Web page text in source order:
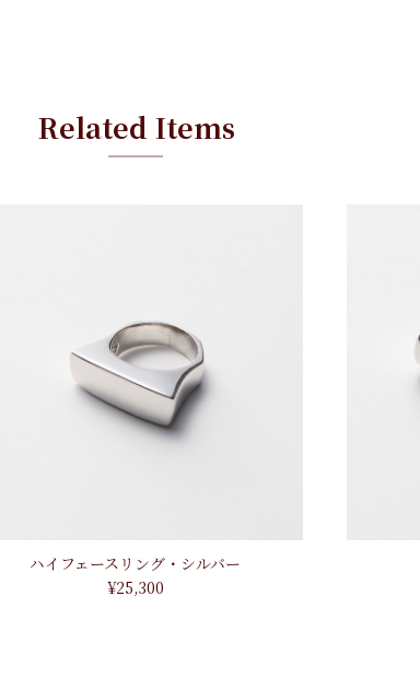
Related Items
ハイフェースリング・シルバー
¥25,300